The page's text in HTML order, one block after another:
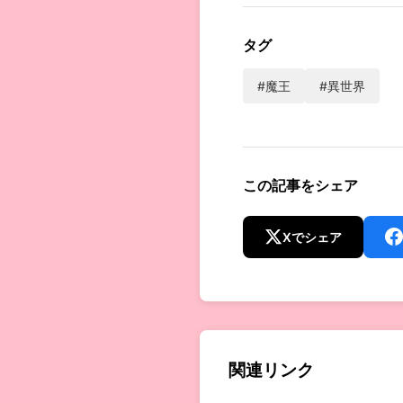
タグ
#魔王 #異世界
この記事をシェア
Xでシェア
関連リンク